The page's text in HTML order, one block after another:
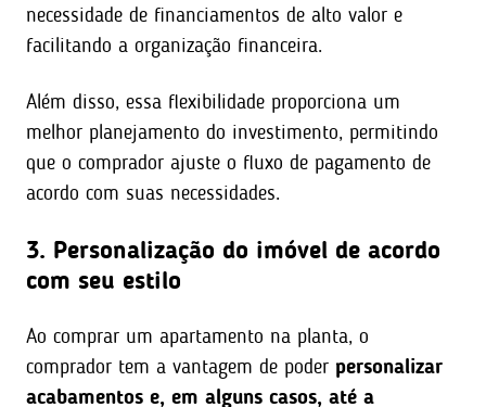
necessidade de financiamentos de alto valor e
facilitando a organização financeira.
Além disso, essa flexibilidade proporciona um
melhor planejamento do investimento, permitindo
que o comprador ajuste o fluxo de pagamento de
acordo com suas necessidades.
3. Personalização do imóvel de acordo
com seu estilo
Ao comprar um apartamento na planta, o
comprador tem a vantagem de poder personalizar
acabamentos e, em alguns casos, até a